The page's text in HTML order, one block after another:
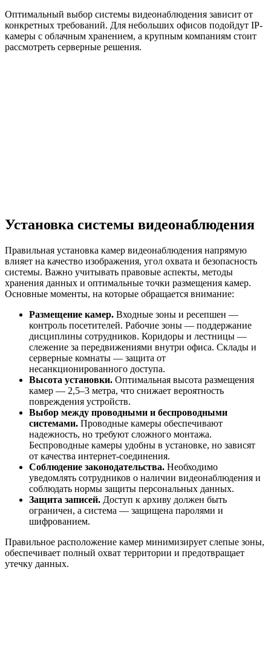
Оптимальный выбор системы видеонаблюдения зависит от
конкретных требований. Для небольших офисов подойдут IP-
камеры с облачным хранением, а крупным компаниям стоит
рассмотреть серверные решения.
Установка системы видеонаблюдения
Правильная установка камер видеонаблюдения напрямую
влияет на качество изображения, угол охвата и безопасность
системы. Важно учитывать правовые аспекты, методы
хранения данных и оптимальные точки размещения камер.
Основные моменты, на которые обращается внимание:
Размещение камер. Входные зоны и ресепшен —
контроль посетителей. Рабочие зоны — поддержание
дисциплины сотрудников. Коридоры и лестницы —
слежение за передвижениями внутри офиса. Склады и
серверные комнаты — защита от
несанкционированного доступа.
Высота установки. Оптимальная высота размещения
камер — 2,5–3 метра, что снижает вероятность
повреждения устройств.
Выбор между проводными и беспроводными
системами. Проводные камеры обеспечивают
надежность, но требуют сложного монтажа.
Беспроводные камеры удобны в установке, но зависят
от качества интернет-соединения.
Соблюдение законодательства. Необходимо
уведомлять сотрудников о наличии видеонаблюдения и
соблюдать нормы защиты персональных данных.
Защита записей. Доступ к архиву должен быть
ограничен, а система — защищена паролями и
шифрованием.
Правильное расположение камер минимизирует слепые зоны,
обеспечивает полный охват территории и предотвращает
утечку данных.